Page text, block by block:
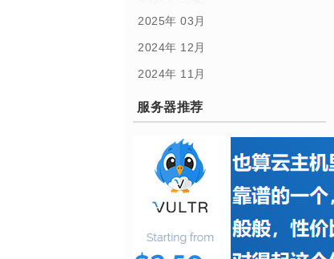
2025年 03月
2024年 12月
2024年 11月
服务器推荐